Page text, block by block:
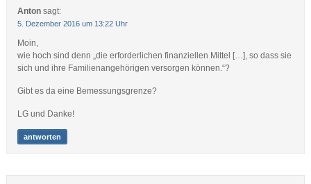
Anton sagt:
5. Dezember 2016 um 13:22 Uhr
Moin,
wie hoch sind denn „die erforderlichen finanziellen Mittel […], so dass sie
sich und ihre Familienangehörigen versorgen können.“?
Gibt es da eine Bemessungsgrenze?
LG und Danke!
antworten